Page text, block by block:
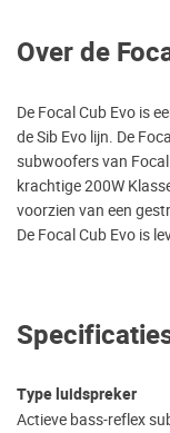
Type luidspreker
Actieve bass-reflex
Over de
De Focal Cub Evo is
de Sib Evo lijn. De
subwoofers van
krachtige 200W
voorzien van een
De Focal Cub Evo is